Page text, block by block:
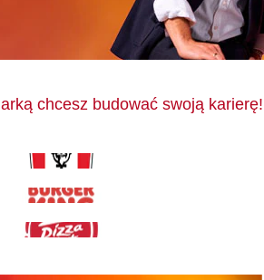
chcesz budować swoją karierę!